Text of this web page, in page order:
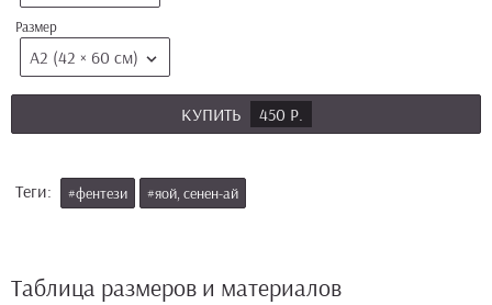
Размер
А2 (42 × 60 см)
КУПИТЬ 450 Р.
Теги: #фентези #яой, сенен-ай
Таблица размеров и материалов